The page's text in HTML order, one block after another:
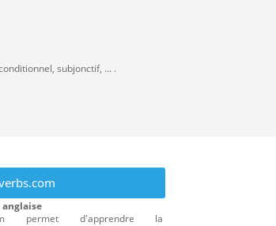
subjonctif, ... .
anglaise
permet d'apprendre la